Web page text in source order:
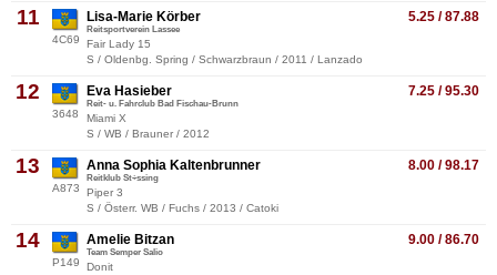
11
4C69
5.25 / 87.88
Lisa-Marie Körber
Reitsportverein Lassee
Fair Lady 15
S / Oldenbg. Spring / Schwarzbraun / 2011 / Lanzado
12
3648
7.25 / 95.30
Eva Hasieber
Reit- u. Fahrclub Bad Fischau-Brunn
Miami X
S / WB / Brauner / 2012
13
A873
8.00 / 98.17
Anna Sophia Kaltenbrunner
Reitklub St÷ssing
Piper 3
S / Österr. WB / Fuchs / 2013 / Catoki
14
P149
9.00 / 86.70
Amelie Bitzan
Team Semper Salio
Donit